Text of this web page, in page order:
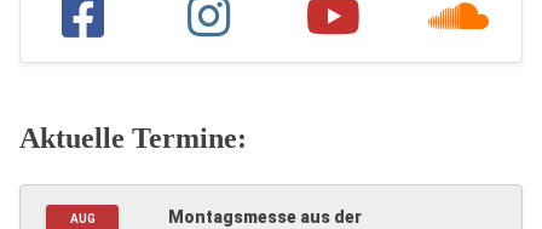
Aktuelle Termine:
AUG
Montagsmesse aus der